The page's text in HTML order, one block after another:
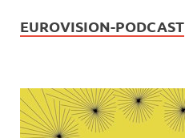
EUROVISION-PODCAST